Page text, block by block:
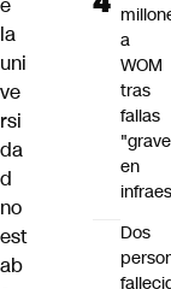
la
uni
ve
rsi
da
d
no
est
ab
a
WOM
tras
fallas
en
Dos